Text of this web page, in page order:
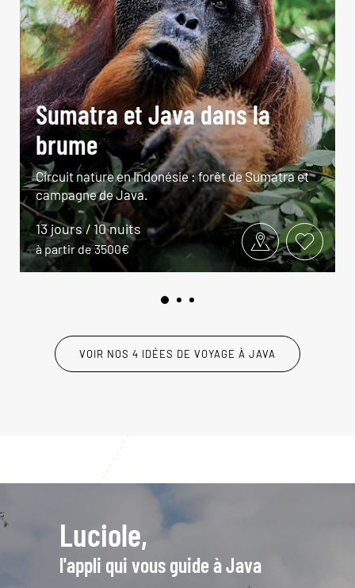
Sumatra et Java dans la
brume
Circuit nature en Indonésie : forêt de Sumatra et
campagne de Java.
13 jours / 10 nuits
à partir de 3500€
VOIR NOS 4 IDÉES DE VOYAGE À JAVA
Luciole,
l'appli qui vous guide à Java